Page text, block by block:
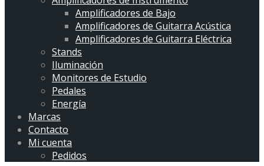
Amplificadores de Bajo
Amplificadores de Guitarra Acústica
Amplificadores de Guitarra Eléctrica
Stands
Iluminación
Monitores de Estudio
Pedales
Energía
Marcas
Contacto
Mi cuenta
Pedidos